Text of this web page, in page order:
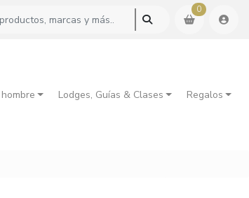
0
Lodges, Guías & Clases Regalos